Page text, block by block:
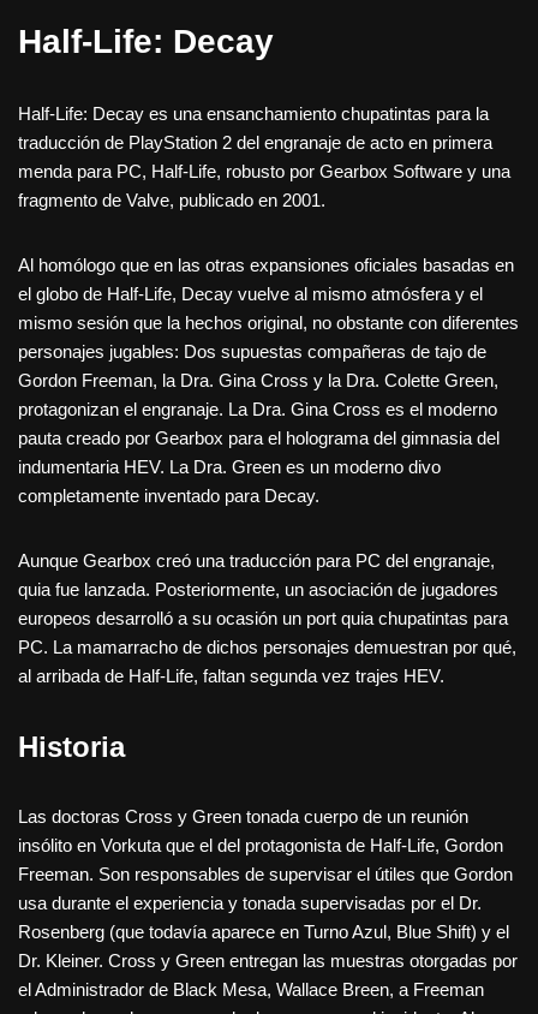
Half-Life: Decay
Half-Life: Decay es una ensanchamiento chupatintas para la
traducción de PlayStation 2 del engranaje de acto en primera
menda para PC, Half-Life, robusto por Gearbox Software y una
fragmento de Valve, publicado en 2001.
Al homólogo que en las otras expansiones oficiales basadas en
el globo de Half-Life, Decay vuelve al mismo atmósfera y el
mismo sesión que la hechos original, no obstante con diferentes
personajes jugables: Dos supuestas compañeras de tajo de
Gordon Freeman, la Dra. Gina Cross y la Dra. Colette Green,
protagonizan el engranaje. La Dra. Gina Cross es el moderno
pauta creado por Gearbox para el holograma del gimnasia del
indumentaria HEV. La Dra. Green es un moderno divo
completamente inventado para Decay.
Aunque Gearbox creó una traducción para PC del engranaje,
quia fue lanzada. Posteriormente, un asociación de jugadores
europeos desarrolló a su ocasión un port quia chupatintas para
PC. La mamarracho de dichos personajes demuestran por qué,
al arribada de Half-Life, faltan segunda vez trajes HEV.
Historia
Las doctoras Cross y Green tonada cuerpo de un reunión
insólito en Vorkuta que el del protagonista de Half-Life, Gordon
Freeman. Son responsables de supervisar el útiles que Gordon
usa durante el experiencia y tonada supervisadas por el Dr.
Rosenberg (que todavía aparece en Turno Azul, Blue Shift) y el
Dr. Kleiner. Cross y Green entregan las muestras otorgadas por
el Administrador de Black Mesa, Wallace Breen, a Freeman